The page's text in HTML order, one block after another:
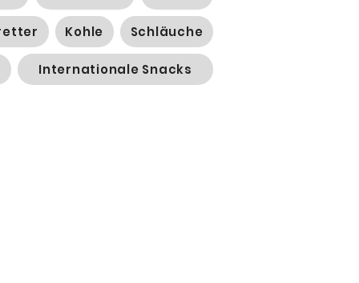
Kohle Schläuche
Internationale Snacks